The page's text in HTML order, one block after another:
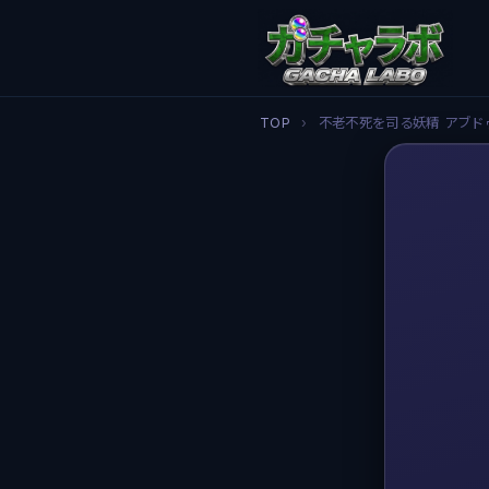
TOP › 不老不死を司る妖精 アブド